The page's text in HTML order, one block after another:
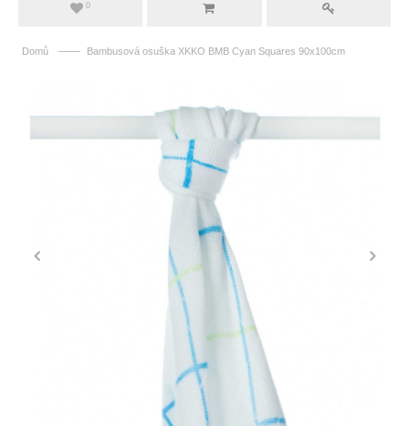
0
Domů —— Bambusová osuška XKKO BMB Cyan Squares 90x100cm